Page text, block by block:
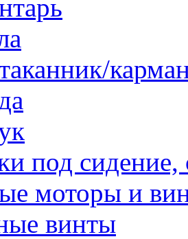
под
моторы и
винты